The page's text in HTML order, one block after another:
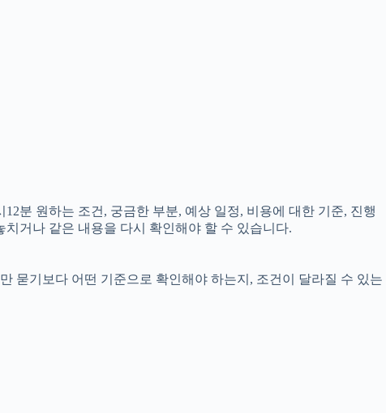
분 원하는 조건, 궁금한 부분, 예상 일정, 비용에 대한 기준, 진행
거나 같은 내용을 다시 확인해야 할 수 있습니다.
묻기보다 어떤 기준으로 확인해야 하는지, 조건이 달라질 수 있는